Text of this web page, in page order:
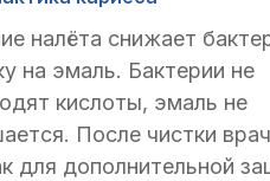
налёта снижает
на эмаль. Бактерии не
кислоты, эмаль не
После чистки
для дополнительной